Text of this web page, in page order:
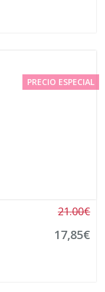
PRECIO ESPECIAL
21.00€
17,85€